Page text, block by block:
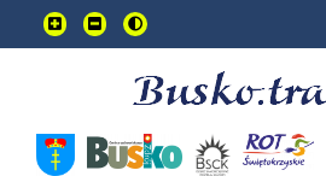
Przejdź
do
głownej